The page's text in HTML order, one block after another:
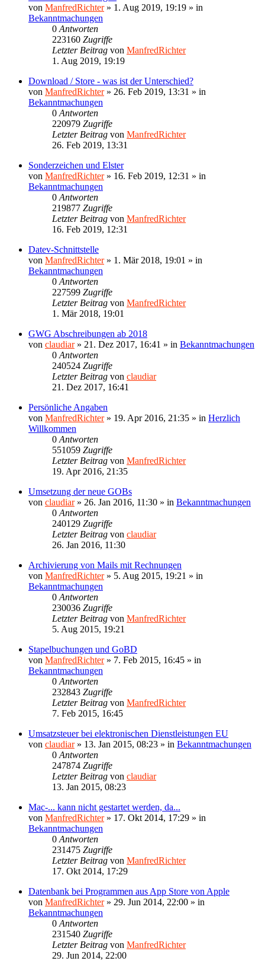
von ManfredRichter» 1. Aug 2019, 19:19 » in
Bekanntmachungen
0 Antworten
223160 Zugriffe
Letzter Beitrag von ManfredRichter
1. Aug 2019, 19:19
Download / Store - was ist der Unterschied?
von ManfredRichter» 26. Feb 2019, 13:31 » in
Bekanntmachungen
0 Antworten
220979 Zugriffe
Letzter Beitrag von ManfredRichter
26. Feb 2019, 13:31
Sonderzeichen und Elster
von ManfredRichter» 16. Feb 2019, 12:31 » in
Bekanntmachungen
0 Antworten
219877 Zugriffe
Letzter Beitrag von ManfredRichter
16. Feb 2019, 12:31
Datev-Schnittstelle
von ManfredRichter» 1. Mär 2018, 19:01 » in
Bekanntmachungen
0 Antworten
227599 Zugriffe
Letzter Beitrag von ManfredRichter
1. Mär 2018, 19:01
GWG Abschreibungen ab 2018
von claudiar» 21. Dez 2017, 16:41 » in Bekanntmachungen
0 Antworten
240524 Zugriffe
Letzter Beitrag von claudiar
21. Dez 2017, 16:41
Persönliche Angaben
von ManfredRichter» 19. Apr 2016, 21:35 » in Herzlich
Willkommen
0 Antworten
551059 Zugriffe
Letzter Beitrag von ManfredRichter
19. Apr 2016, 21:35
Umsetzung der neue GOBs
von claudiar» 26. Jan 2016, 11:30 » in Bekanntmachungen
0 Antworten
240129 Zugriffe
Letzter Beitrag von claudiar
26. Jan 2016, 11:30
Archivierung von Mails mit Rechnungen
von ManfredRichter» 5. Aug 2015, 19:21 » in
Bekanntmachungen
0 Antworten
230036 Zugriffe
Letzter Beitrag von ManfredRichter
5. Aug 2015, 19:21
Stapelbuchungen und GoBD
von ManfredRichter» 7. Feb 2015, 16:45 » in
Bekanntmachungen
0 Antworten
232843 Zugriffe
Letzter Beitrag von ManfredRichter
7. Feb 2015, 16:45
Umsatzsteuer bei elektronischen Dienstleistungen EU
von claudiar» 13. Jan 2015, 08:23 » in Bekanntmachungen
0 Antworten
247874 Zugriffe
Letzter Beitrag von claudiar
13. Jan 2015, 08:23
Mac-... kann nicht gestartet werden, da...
von ManfredRichter» 17. Okt 2014, 17:29 » in
Bekanntmachungen
0 Antworten
231475 Zugriffe
Letzter Beitrag von ManfredRichter
17. Okt 2014, 17:29
Datenbank bei Programmen aus App Store von Apple
von ManfredRichter» 29. Jun 2014, 22:00 » in
Bekanntmachungen
0 Antworten
231540 Zugriffe
Letzter Beitrag von ManfredRichter
29. Jun 2014, 22:00